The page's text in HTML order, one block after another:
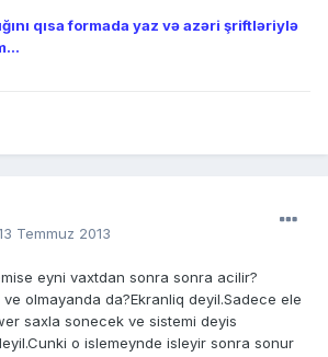
qısa formada yaz və azəri şriftləriylə
Temmuz 2013
eyni vaxtdan sonra sonra acilir?
olmayanda da?Ekranliq deyil.Sadece ele
saxla sonecek ve sistemi deyis
o islemeynde isleyir sonra sonur